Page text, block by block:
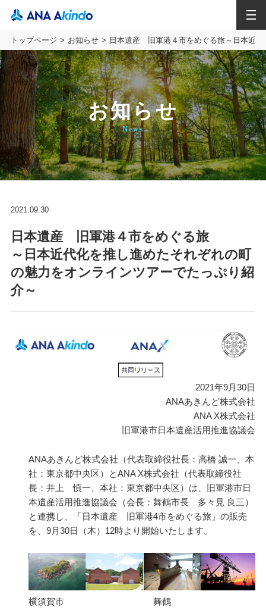
トップページ お知らせ 日本遺産 旧軍港４市をめぐる旅～日本近
お知らせ
News
2021.09.30
日本遺産 旧軍港４市をめぐる旅
～日本近代化を推し進めたそれぞれの町
の魅力をオンラインツアーでたっぷり紹
介～
2021年9月30日
ANAあきんど株式会社
ANA X株式会社
旧軍港市日本遺産活用推進協議会
ANAあきんど株式会社（代表取締役社長：高橋 誠一、本
社：東京都中央区）とANA X株式会社（代表取締役社
長：井上 慎一、本社：東京都中央区）は、旧軍港市日
本遺産活用推進協議会（会長：舞鶴市長 多々見 良三）
と連携し、「日本遺産 旧軍港4市をめぐる旅」の販売
を、9月30日（木）12時より開始いたします。
横須賀市 舞鶴